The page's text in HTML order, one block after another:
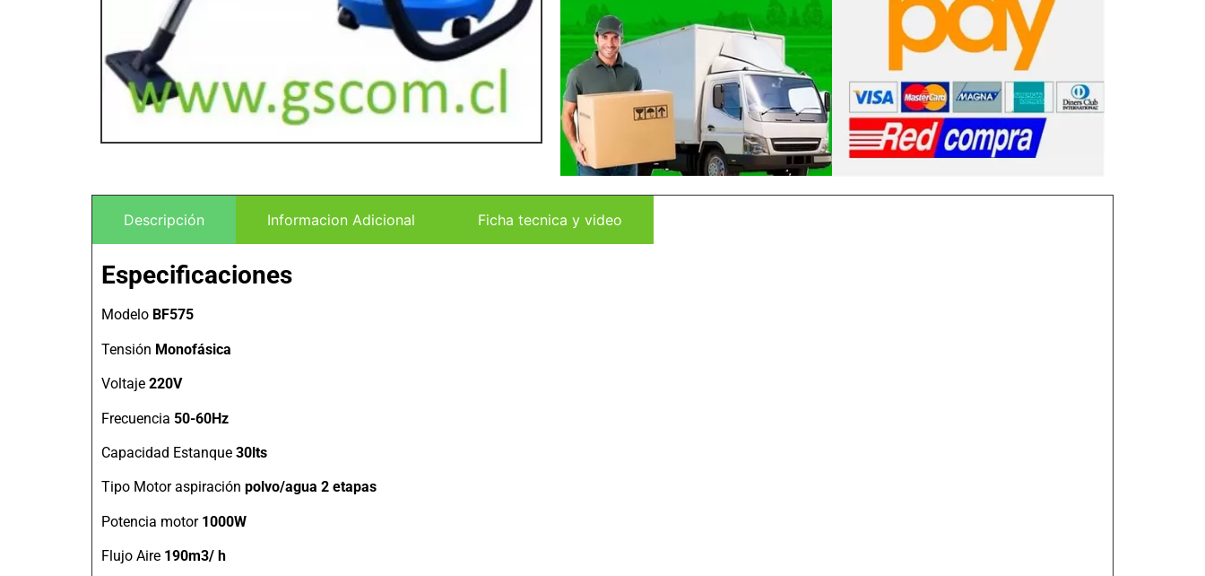
Descripción Informacion Adicional Ficha tecnica y video
Especificaciones
Modelo BF575
Tensión Monofásica
Voltaje 220V
Frecuencia 50-60Hz
Capacidad Estanque 30lts
Tipo Motor aspiración polvo/agua 2 etapas
Potencia motor 1000W
Flujo Aire 190m3/ h